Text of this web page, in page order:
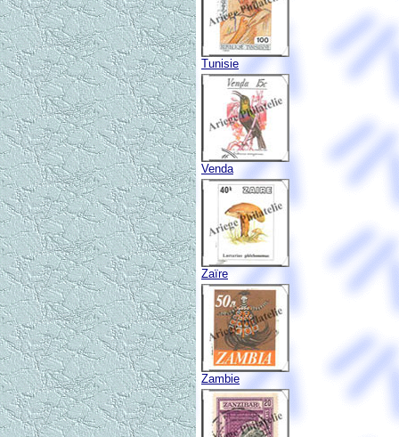
Tunisie
Venda
Zaïre
Zambie